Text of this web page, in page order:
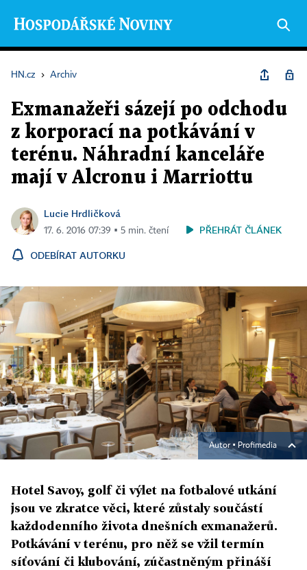
HN.cz › Archiv
Exmanažeři sázejí po odchodu
z korporací na potkávání v
terénu. Náhradní kanceláře
mají v Alcronu i Marriottu
Lucie Hrdličková
17. 6. 2016 07:39 ▪ 5 min. čtení PŘEHRÁT ČLÁNEK
ODEBÍRAT AUTORKU
Autor ▪ Profimedia
Hotel Savoy, golf či výlet na fotbalové utkání
jsou ve zkratce věci, které zůstaly součástí
každodenního života dnešních exmanažerů.
Potkávání v terénu, pro něž se vžil termín
síťování či klubování, zúčastněným přináší